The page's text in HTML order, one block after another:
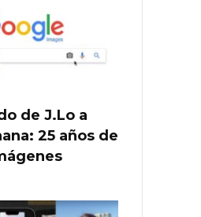
de J.Lo a
25 años de